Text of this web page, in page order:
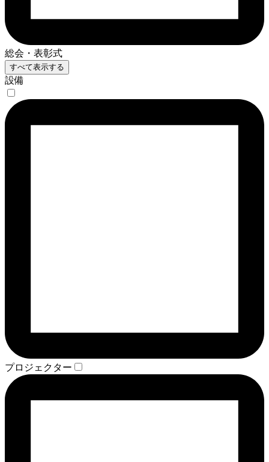
総会・表彰式
すべて表示する
設備
プロジェクター